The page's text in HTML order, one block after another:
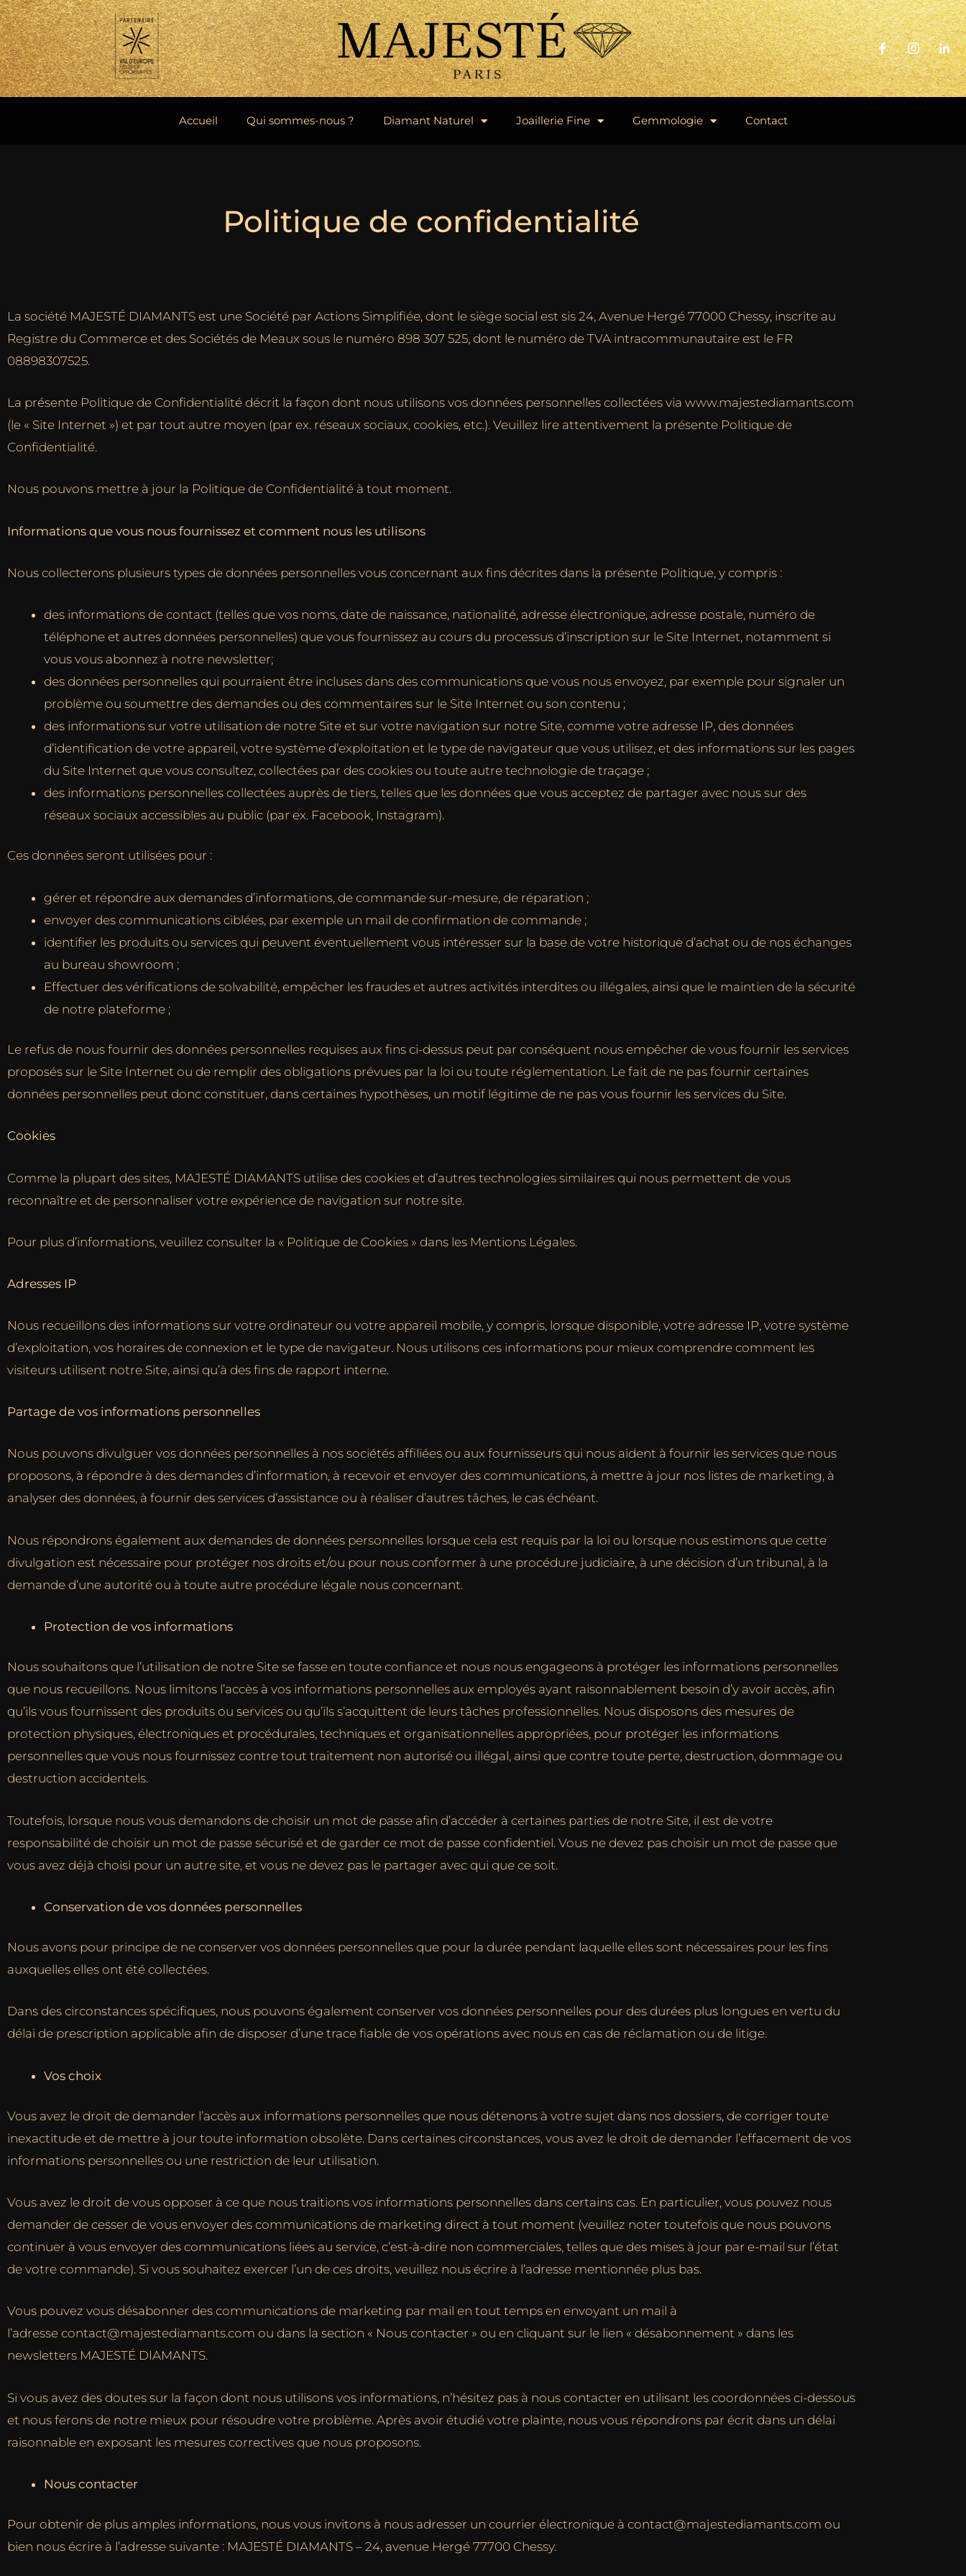
Aller
au
contenu
Accueil Qui sommes-nous ? Diamant Naturel Joaillerie Fine Gemmologie Contact
Politique de confidentialité
La société MAJESTÉ DIAMANTS est une Société par Actions Simplifiée, dont le siège social est sis 24, Avenue Hergé 77000 Chessy, inscrite au
Registre du Commerce et des Sociétés de Meaux sous le numéro 898 307 525, dont le numéro de TVA intracommunautaire est le FR
08898307525.
La présente Politique de Confidentialité décrit la façon dont nous utilisons vos données personnelles collectées via www.majestediamants.com
(le « Site Internet ») et par tout autre moyen (par ex. réseaux sociaux, cookies, etc.). Veuillez lire attentivement la présente Politique de
Confidentialité.
Nous pouvons mettre à jour la Politique de Confidentialité à tout moment.
Informations que vous nous fournissez et comment nous les utilisons
Nous collecterons plusieurs types de données personnelles vous concernant aux fins décrites dans la présente Politique, y compris :
des informations de contact (telles que vos noms, date de naissance, nationalité, adresse électronique, adresse postale, numéro de
téléphone et autres données personnelles) que vous fournissez au cours du processus d’inscription sur le Site Internet, notamment si
vous vous abonnez à notre newsletter;
des données personnelles qui pourraient être incluses dans des communications que vous nous envoyez, par exemple pour signaler un
problème ou soumettre des demandes ou des commentaires sur le Site Internet ou son contenu ;
des informations sur votre utilisation de notre Site et sur votre navigation sur notre Site, comme votre adresse IP, des données
d’identification de votre appareil, votre système d’exploitation et le type de navigateur que vous utilisez, et des informations sur les pages
du Site Internet que vous consultez, collectées par des cookies ou toute autre technologie de traçage ;
des informations personnelles collectées auprès de tiers, telles que les données que vous acceptez de partager avec nous sur des
réseaux sociaux accessibles au public (par ex. Facebook, Instagram).
Ces données seront utilisées pour :
gérer et répondre aux demandes d’informations, de commande sur-mesure, de réparation ;
envoyer des communications ciblées, par exemple un mail de confirmation de commande ;
identifier les produits ou services qui peuvent éventuellement vous intéresser sur la base de votre historique d’achat ou de nos échanges
au bureau showroom ;
Effectuer des vérifications de solvabilité, empêcher les fraudes et autres activités interdites ou illégales, ainsi que le maintien de la sécurité
de notre plateforme ;
Le refus de nous fournir des données personnelles requises aux fins ci-dessus peut par conséquent nous empêcher de vous fournir les services
proposés sur le Site Internet ou de remplir des obligations prévues par la loi ou toute réglementation. Le fait de ne pas fournir certaines
données personnelles peut donc constituer, dans certaines hypothèses, un motif légitime de ne pas vous fournir les services du Site.
Cookies
Comme la plupart des sites, MAJESTÉ DIAMANTS utilise des cookies et d’autres technologies similaires qui nous permettent de vous
reconnaître et de personnaliser votre expérience de navigation sur notre site.
Pour plus d’informations, veuillez consulter la « Politique de Cookies » dans les Mentions Légales.
Adresses IP
Nous recueillons des informations sur votre ordinateur ou votre appareil mobile, y compris, lorsque disponible, votre adresse IP, votre système
d’exploitation, vos horaires de connexion et le type de navigateur. Nous utilisons ces informations pour mieux comprendre comment les
visiteurs utilisent notre Site, ainsi qu’à des fins de rapport interne.
Partage de vos informations personnelles
Nous pouvons divulguer vos données personnelles à nos sociétés affiliées ou aux fournisseurs qui nous aident à fournir les services que nous
proposons, à répondre à des demandes d’information, à recevoir et envoyer des communications, à mettre à jour nos listes de marketing, à
analyser des données, à fournir des services d’assistance ou à réaliser d’autres tâches, le cas échéant.
Nous répondrons également aux demandes de données personnelles lorsque cela est requis par la loi ou lorsque nous estimons que cette
divulgation est nécessaire pour protéger nos droits et/ou pour nous conformer à une procédure judiciaire, à une décision d’un tribunal, à la
demande d’une autorité ou à toute autre procédure légale nous concernant.
Protection de vos informations
Nous souhaitons que l’utilisation de notre Site se fasse en toute confiance et nous nous engageons à protéger les informations personnelles
que nous recueillons. Nous limitons l’accès à vos informations personnelles aux employés ayant raisonnablement besoin d’y avoir accès, afin
qu’ils vous fournissent des produits ou services ou qu’ils s’acquittent de leurs tâches professionnelles. Nous disposons des mesures de
protection physiques, électroniques et procédurales, techniques et organisationnelles appropriées, pour protéger les informations
personnelles que vous nous fournissez contre tout traitement non autorisé ou illégal, ainsi que contre toute perte, destruction, dommage ou
destruction accidentels.
Toutefois, lorsque nous vous demandons de choisir un mot de passe afin d’accéder à certaines parties de notre Site, il est de votre
responsabilité de choisir un mot de passe sécurisé et de garder ce mot de passe confidentiel. Vous ne devez pas choisir un mot de passe que
vous avez déjà choisi pour un autre site, et vous ne devez pas le partager avec qui que ce soit.
Conservation de vos données personnelles
Nous avons pour principe de ne conserver vos données personnelles que pour la durée pendant laquelle elles sont nécessaires pour les fins
auxquelles elles ont été collectées.
Dans des circonstances spécifiques, nous pouvons également conserver vos données personnelles pour des durées plus longues en vertu du
délai de prescription applicable afin de disposer d’une trace fiable de vos opérations avec nous en cas de réclamation ou de litige.
Vos choix
Vous avez le droit de demander l’accès aux informations personnelles que nous détenons à votre sujet dans nos dossiers, de corriger toute
inexactitude et de mettre à jour toute information obsolète. Dans certaines circonstances, vous avez le droit de demander l’effacement de vos
informations personnelles ou une restriction de leur utilisation.
Vous avez le droit de vous opposer à ce que nous traitions vos informations personnelles dans certains cas. En particulier, vous pouvez nous
demander de cesser de vous envoyer des communications de marketing direct à tout moment (veuillez noter toutefois que nous pouvons
continuer à vous envoyer des communications liées au service, c’est-à-dire non commerciales, telles que des mises à jour par e-mail sur l’état
de votre commande). Si vous souhaitez exercer l’un de ces droits, veuillez nous écrire à l’adresse mentionnée plus bas.
Vous pouvez vous désabonner des communications de marketing par mail en tout temps en envoyant un mail à
l’adresse contact@majestediamants.com ou dans la section « Nous contacter » ou en cliquant sur le lien « désabonnement » dans les
newsletters MAJESTÉ DIAMANTS.
Si vous avez des doutes sur la façon dont nous utilisons vos informations, n’hésitez pas à nous contacter en utilisant les coordonnées ci-dessous
et nous ferons de notre mieux pour résoudre votre problème. Après avoir étudié votre plainte, nous vous répondrons par écrit dans un délai
raisonnable en exposant les mesures correctives que nous proposons.
Nous contacter
Pour obtenir de plus amples informations, nous vous invitons à nous adresser un courrier électronique à contact@majestediamants.com ou
bien nous écrire à l’adresse suivante : MAJESTÉ DIAMANTS – 24, avenue Hergé 77700 Chessy.